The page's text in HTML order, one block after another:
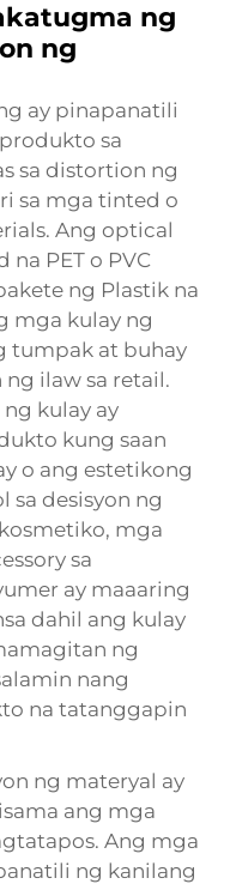
ng
ng
ay pinapanatili
sa
sa distortion ng
sa mga tinted o
Ang optical
PET o PVC
ng Plastik na
mga kulay ng
tumpak at buhay
ilaw sa retail.
kulay ay
kung saan
o ang estetikong
sa desisyon ng
mga
sa
ay maaaring
dahil ang kulay
ng
nang
na tatanggapin
ng materyal ay
ang mga
Ang mga
ng kanilang